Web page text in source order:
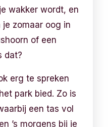
wakker wordt, en
zomaar oog in
of een
dat?
erg te spreken
park bied. Zo is
een tas vol
’s morgens bij je